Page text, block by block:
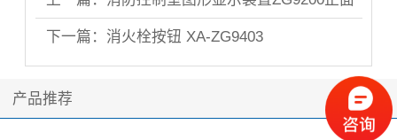
照片..
下一篇：消火栓按钮 XA-ZG9403
产品推荐